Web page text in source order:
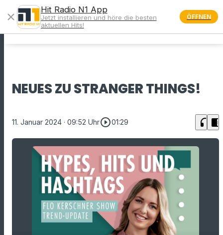
menu
NEUES ZU STRANGER THINGS!
11. Januar 2024 · 09:52 Uhrplay_circle_outline01:29 headphones chrome_reader_mode
close
Hit Radio N1 App
Jetzt installieren und höre die besten
aktuellen Hits!
ÖFFNEN